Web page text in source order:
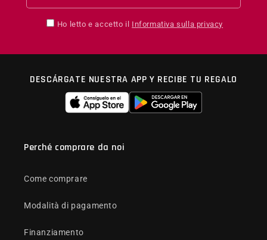
Ho letto e accetto il Informativa sulla privacy
DESCÁRGATE NUESTRA APP Y RECIBE TU REGALO
Perché comprare da noi
Come comprare
Modalità di pagamento
Finanziamento